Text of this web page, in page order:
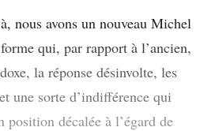
nous avons un nouveau Michel
qui, par rapport à l’ancien,
la réponse désinvolte, les
une sorte d’indifférence qui
position décalée à l’égard de